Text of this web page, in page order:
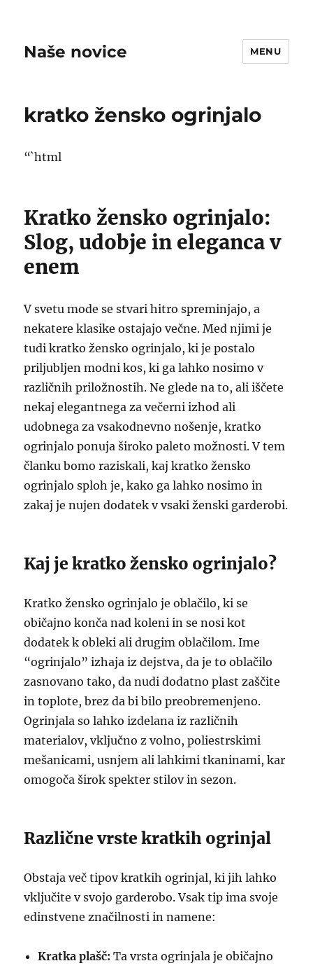
Naše novice MENU
kratko žensko ogrinjalo
“`html
Kratko žensko ogrinjalo:
Slog, udobje in eleganca v
enem
V svetu mode se stvari hitro spreminjajo, a
nekatere klasike ostajajo večne. Med njimi je
tudi kratko žensko ogrinjalo, ki je postalo
priljubljen modni kos, ki ga lahko nosimo v
različnih priložnostih. Ne glede na to, ali iščete
nekaj elegantnega za večerni izhod ali
udobnega za vsakodnevno nošenje, kratko
ogrinjalo ponuja široko paleto možnosti. V tem
članku bomo raziskali, kaj kratko žensko
ogrinjalo sploh je, kako ga lahko nosimo in
zakaj je nujen dodatek v vsaki ženski garderobi.
Kaj je kratko žensko ogrinjalo?
Kratko žensko ogrinjalo je oblačilo, ki se
običajno konča nad koleni in se nosi kot
dodatek k obleki ali drugim oblačilom. Ime
“ogrinjalo” izhaja iz dejstva, da je to oblačilo
zasnovano tako, da nudi dodatno plast zaščite
in toplote, brez da bi bilo preobremenjeno.
Ogrinjala so lahko izdelana iz različnih
materialov, vključno z volno, poliestrskimi
mešanicami, usnjem ali lahkimi tkaninami, kar
omogoča širok spekter stilov in sezon.
Različne vrste kratkih ogrinjal
Obstaja več tipov kratkih ogrinjal, ki jih lahko
vključite v svojo garderobo. Vsak tip ima svoje
edinstvene značilnosti in namene:
Kratka plašč: Ta vrsta ogrinjala je običajno